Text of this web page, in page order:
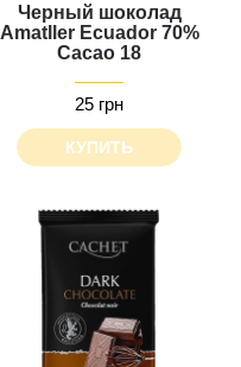
Черный шоколад
Amatller Ecuador 70%
Cacao 18
25 грн
КУПИТЬ